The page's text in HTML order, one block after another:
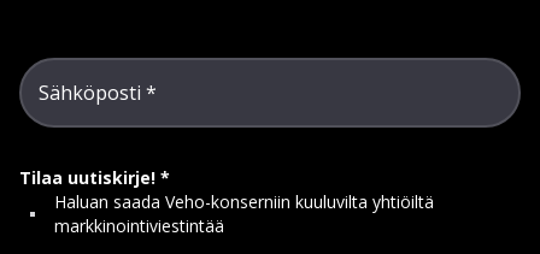
Sähköposti
Tilaa uutiskirje!
Haluan saada Veho-konserniin kuuluvilta yhtiöiltä
markkinointiviestintää